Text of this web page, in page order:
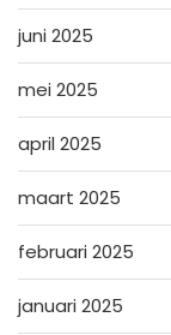
juni 2025
mei 2025
april 2025
maart 2025
februari 2025
januari 2025